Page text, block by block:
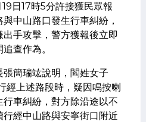
日17時5分許接獲民眾報
中山路口發生行車糾紛，
手攻擊，警方獲報後立即
查作為。
簡瑞竑說明，閻姓女子
經上述路段時，疑因鳴按喇
車糾紛，對方除沿途以不
經中山路與安寧街口附近